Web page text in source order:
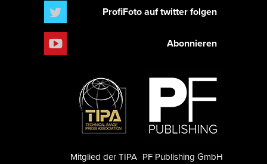
ProfiFoto auf twitter folgen
Abonnieren
PF Publishing GmbH
Mitglied der TIPA